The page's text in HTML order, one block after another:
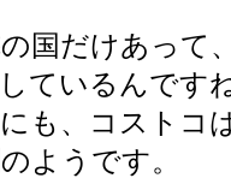
国だけあって
ているんです
も、コストコ
ようです。